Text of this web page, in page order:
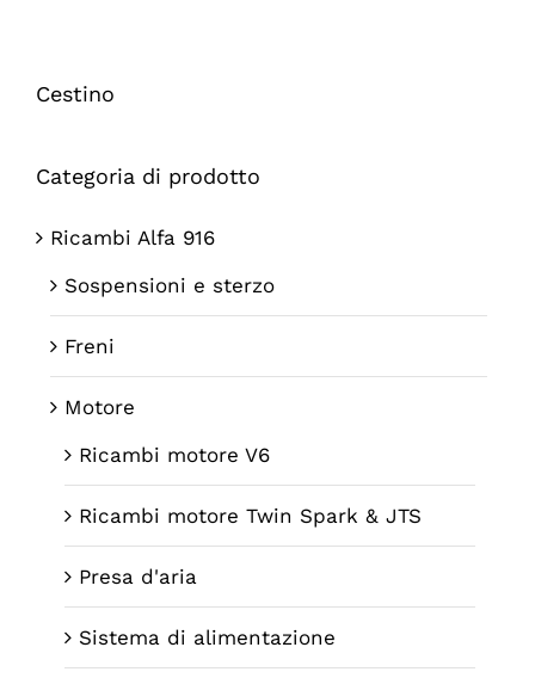
Cestino
Categoria di prodotto
Ricambi Alfa 916
Sospensioni e sterzo
Freni
Motore
Ricambi motore V6
Ricambi motore Twin Spark & JTS
Presa d'aria
Sistema di alimentazione